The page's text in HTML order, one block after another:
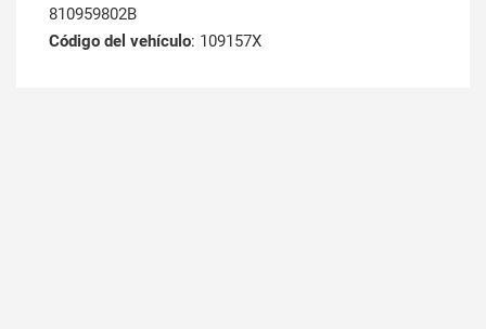
810959802B
Código del vehículo: 109157X